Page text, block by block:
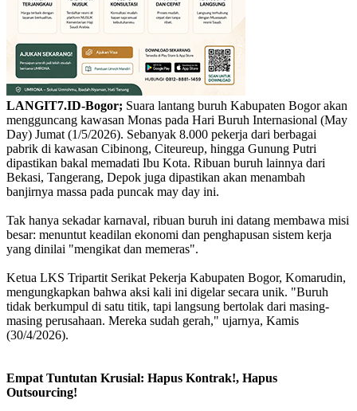
LANGIT7.ID-Bogor; Suara lantang buruh Kabupaten Bogor akan
mengguncang kawasan Monas pada Hari Buruh Internasional (May
Day) Jumat (1/5/2026). Sebanyak 8.000 pekerja dari berbagai
pabrik di kawasan Cibinong, Citeureup, hingga Gunung Putri
dipastikan bakal memadati Ibu Kota. Ribuan buruh lainnya dari
Bekasi, Tangerang, Depok juga dipastikan akan menambah
banjirnya massa pada puncak may day ini.
Tak hanya sekadar karnaval, ribuan buruh ini datang membawa misi
besar: menuntut keadilan ekonomi dan penghapusan sistem kerja
yang dinilai "mengikat dan memeras".
Ketua LKS Tripartit Serikat Pekerja Kabupaten Bogor, Komarudin,
mengungkapkan bahwa aksi kali ini digelar secara unik. "Buruh
tidak berkumpul di satu titik, tapi langsung bertolak dari masing-
masing perusahaan. Mereka sudah gerah," ujarnya, Kamis
(30/4/2026).
Empat Tuntutan Krusial: Hapus Kontrak!, Hapus
Outsourcing!